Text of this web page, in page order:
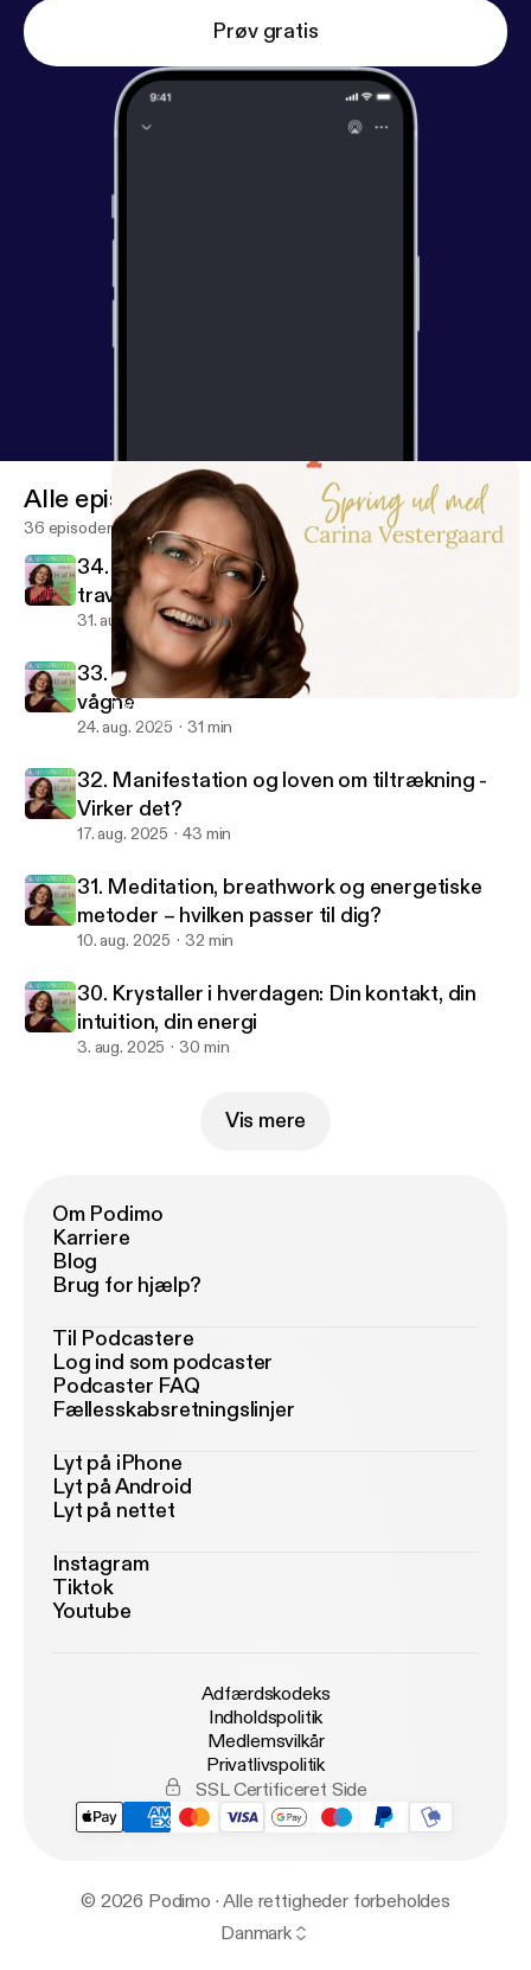
Prøv gratis
1. Velkommen til Skabsspirituel og Carina Vestergaards Univers
Skabsspirituel
Alle episoder
36 episoder
34. Hvordan integrerer man spiritualitet i en
travl hverdag
31. aug. 2025 20 min
33. Det spirituelle ego - Når vi tror vi er
vågne
24. aug. 2025 31 min
32. Manifestation og loven om tiltrækning -
Virker det?
17. aug. 2025 43 min
31. Meditation, breathwork og energetiske
metoder – hvilken passer til dig?
10. aug. 2025 32 min
30. Krystaller i hverdagen: Din kontakt, din
intuition, din energi
3. aug. 2025 30 min
Vis mere
Om Podimo
Karriere
Blog
Brug for hjælp?
Til Podcastere
Log ind som podcaster
Podcaster FAQ
Fællesskabsretningslinjer
Lyt på iPhone
Lyt på Android
Lyt på nettet
Instagram
Tiktok
Youtube
Adfærdskodeks
Indholdspolitik
Medlemsvilkår
Privatlivspolitik
SSL Certificeret Side
© 2026 Podimo · Alle rettigheder forbeholdes
Danmark